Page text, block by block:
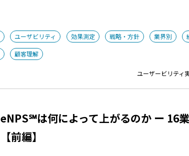
ユーザビリティ 効果測定 戦略・方針 業界別
顧客理解
ユーザービリティ
eNPS℠は何によって上がるのか ー 16
【前編】